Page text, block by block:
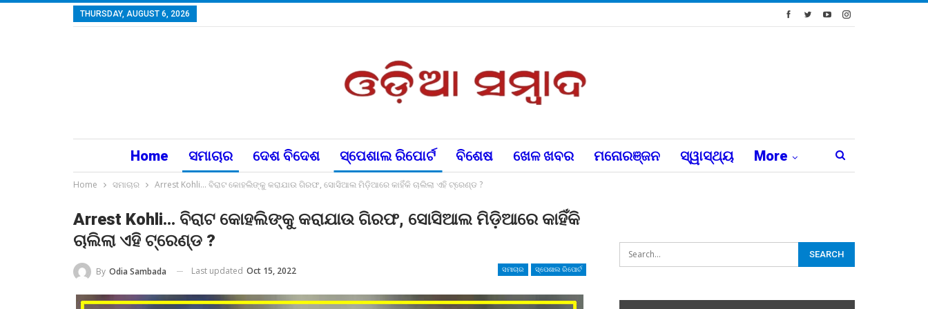
THURSDAY, AUGUST 6, 2026
Home ସମାଚାର ଦେଶ ବିଦେଶ ସ୍ପେଶାଲ ରିପୋର୍ଟ ବିଶେଷ ଖେଳ ଖବର ମନୋରଞ୍ଜନ ସ୍ୱାସ୍ଥ୍ୟ More
Home ସମାଚାର Arrest Kohli… ବିରାଟ କୋହଲିଙ୍କୁ କରାଯାଉ ଗିରଫ, ସୋସିଆଲ ମିଡ଼ିଆରେ କାହିଁକି ଚାଲିଲା ଏହି ଟ୍ରେଣ୍ଡ ?
Arrest Kohli… ବିରାଟ କୋହଲିଙ୍କୁ କରାଯାଉ ଗିରଫ, ସୋସିଆଲ ମିଡ଼ିଆରେ କାହିଁକି
ଚାଲିଲା ଏହି ଟ୍ରେଣ୍ଡ ?
ସମାଚାର ସ୍ପେଶାଲ ରିପୋର୍ଟ
By Odia Sambada Last updated Oct 15, 2022